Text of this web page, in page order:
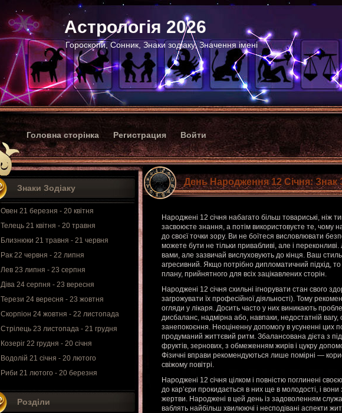
Астрологія 2026
Гороскопи, Сонник, Знаки зодіаку, Значення імені
Головна сторінка Регистрация Войти
Знаки Зодіаку
Овен 21 березня - 20 квітня
Телець 21 квітня - 20 травня
Близнюки 21 травня - 21 червня
Рак 22 червня - 22 липня
Лев 23 липня - 23 серпня
Діва 24 серпня - 23 вересня
Терези 24 вересня - 23 жовтня
Скорпіон 24 жовтня - 22 листопада
Стрілець 23 листопада - 21 грудня
Козеріг 22 грудня - 20 січня
Водолій 21 січня - 20 лютого
Риби 21 лютого - 20 березня
Розділи
День Народження 12 Січня: Знак
Народжені 12 січня набагато більш товариські, ніж
засвоюєте знання, а потім використовуєте те, чому
до своєї точки зору. Ви не боїтеся висловлювати
можете бути не тільки привабливі, але і
вами, але зазвичай вислуховують до кінця. Ваш
агресивний. Якщо потрібно дипломатичний підхід,
плану, прийнятного для всіх зацікавлених сторін.
Народжені 12 січня схильні ігнорувати стан свого
загрожувати їх професійної діяльності). Тому
огляди у лікаря. Досить часто у них виникають
дисбаланс, надмірна або, навпаки, недостатній
занепокоєння. Неоціненну допомогу в усуненні цих
продуманий життєвий ритм. Збалансована дієта з
фруктів, зернових, з обмеженням жирів і цукру
Фізичні вправи рекомендуються лише помірні —
свіжому повітрі.
Народжені 12 січня цілком і повністю поглинені
до кар’єри прокидається в них ще в молодості, і вони
жертви. Народжені в цей день із задоволенням
ваблять найбільш хвилюючі і несподівані аспекти